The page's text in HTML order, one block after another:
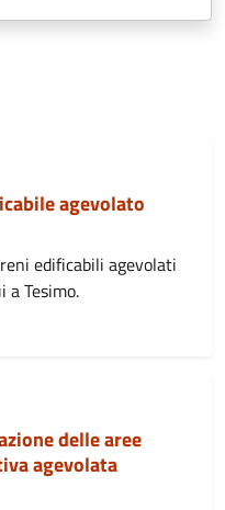
agevolato
edificabili agevolati
a Tesimo.
delle aree
agevolata